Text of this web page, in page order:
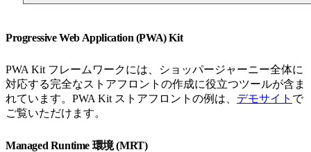
Progressive Web Application (PWA) Kit
PWA Kit フレームワークには、ショッパージャーニー全体に
対応する完全なストアフロントの作成に役立つツールが含ま
れています。PWA Kit ストアフロントの例は、 デモサイト で
ご覧いただけます。
Managed Runtime 環境 (MRT)